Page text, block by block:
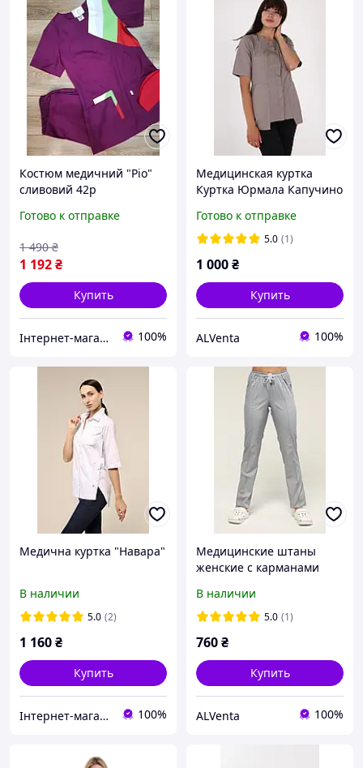
Костюм медичний "Ріо"
сливовий 42р
Готово к отправке
1 192₴
1 490 ₴
Купить
Інтернет-магазин медичного одягу "Hellen" 100%
Медицинская куртка
Куртка Юрмала Капучино
Готово к отправке
5.0 (1)
1 000₴
Купить
ALVenta 100%
Медична куртка "Навара"
В наличии
5.0 (2)
1 160₴
Купить
Інтернет-магазин медичного одягу "Hellen" 100%
Медицинские штаны
женские с карманами
В наличии
5.0 (1)
760₴
Купить
ALVenta 100%